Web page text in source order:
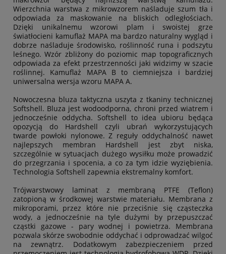
Wierzchnia warstwa z mikrowzorem naśladuje szum tła i
odpowiada za maskowanie na bliskich odległościach.
Dzięki unikalnemu wzorowi plam i swoistej grze
światłocieni kamuflaż MAPA ma bardzo naturalny wygląd i
dobrze naśladuje środowisko, roślinność runa i podszytu
leśnego. Wzór zbliżony do poziomic map topograficznych
odpowiada za efekt przestrzenności jaki widzimy w szacie
roślinnej. Kamuflaż MAPA B to ciemniejsza i bardziej
uniwersalna wersja wzoru MAPA A.
Nowoczesna bluza taktyczna uszyta z tkaniny technicznej
Softshell. Bluza jest wodoodporna, chroni przed wiatrem i
jednocześnie oddycha. Softshell to idea ubioru będąca
opozycją do Hardshell czyli ubrań wykorzystujących
twarde powłoki nylonowe. Z reguły oddychalność nawet
najlepszych membran Hardshell jest zbyt niska,
szczególnie w sytuacjach dużego wysiłku może prowadzić
do przegrzania i spocenia, a co za tym idzie wyziębienia.
Technologia Softshell zapewnia ekstremalny komfort.
Trójwarstwowy laminat z membraną PTFE (Teflon)
zatopioną w środkowej warstwie materiału. Membrana z
mikroporami, przez które nie przeciśnie się cząsteczka
wody, a jednocześnie na tyle dużymi by przepuszczać
cząstki gazowe - pary wodnej i powietrza. Membrana
pozwala skórze swobodnie oddychać i odprowadzać wilgoć
na zewnątrz. Dodatkowym zabezpieczeniem przed